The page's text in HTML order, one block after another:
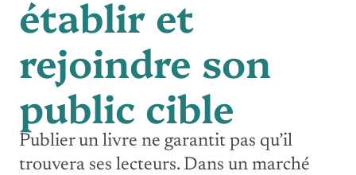
établir et
rejoindre son
public cible
Publier un livre ne garantit pas qu’il
trouvera ses lecteurs. Dans un marché